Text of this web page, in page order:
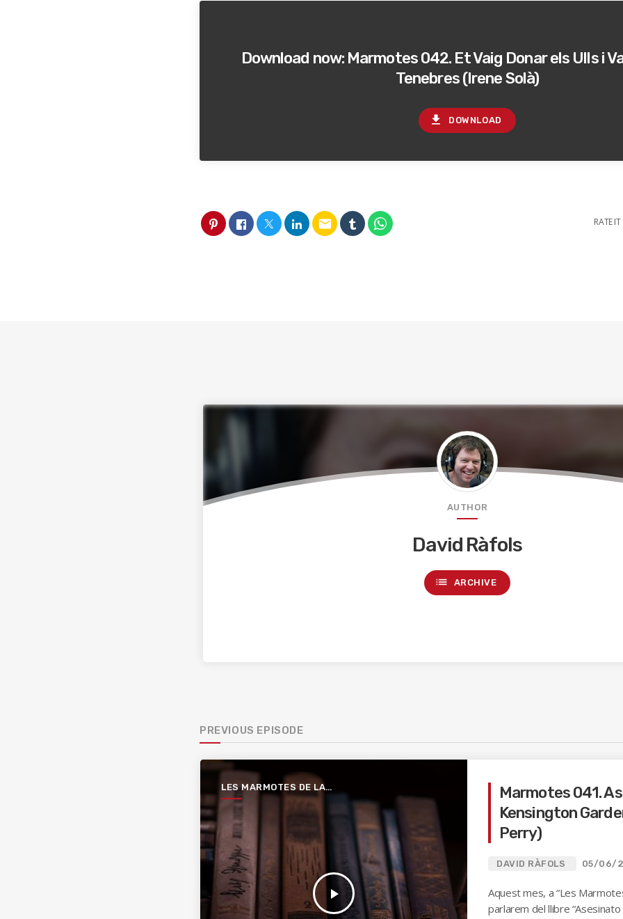
Download now: Marmotes 042. Et Vaig Donar els Ulls i
Tenebres (Irene Solà)
file_download DOWNLOAD
email RATE IT
AUTHOR
David Ràfols
list ARCHIVE
PREVIOUS EPISODE
LES MARMOTES DE LA
BIBLIOTECA
play_arrow
Marmotes 041.
Kensington
Perry)
DAVID RÀFOLS 05/06/
Aquest mes, a “Les
parlarem del llibre